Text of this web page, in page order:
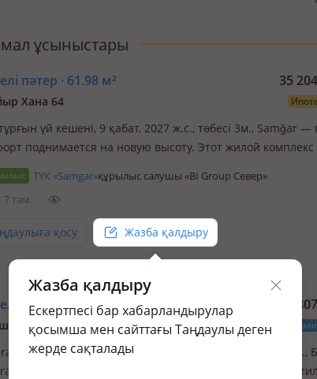
ұсыныстары
пәтер · 61.98 м² 35
Хана 64
үй кешені, 9 қабат, 2027 ж.с., төбесі 3м., Samğar —
поднимается на новую высоту. Этот жилой
архитектуру и продуманную среду для жизни.
ТҮК «Samgar»құрылыс салушы «BI Group Север»
7 там.
қосу Жазба қалдыру
Жазба қалдыру
Ескертпесі бар хабарландырулар
қосымша мен сайттағы Таңдаулы деген
жерде сақталады
пәтер · 102.34 м² 52
а., Абулхайр-хана 69/1 Ипотека
Prime тұрғын үй кешені, 9 қабат, 2026 ж.с., төбесі 3м.,
- это новый архитектурный акцепт города Атырау,